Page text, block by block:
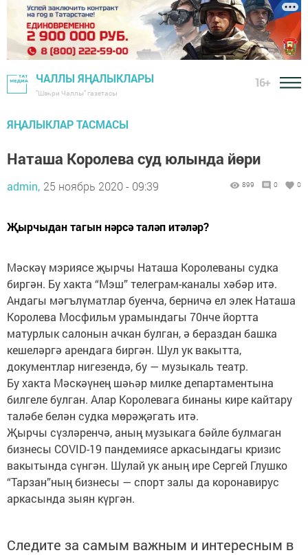
ЧАЛЛЫ ЯҢАЛЫКЛАРЫ
"Шәһри Чаллы" газетасы
16+
ЯҢАЛЫКЛАР ТАСМАСЫ
Наташа Королева суд юлында йөри
admin, 25 ноябрь 2020 - 09:39 899 0 0
Җырчыдан тагын нәрсә таләп итәләр?
Мәскәү мэриясе җырчы Наташа Королеваны судка
биргән. Бу хакта “Мэш” телеграм-каналы хәбәр итә.
Андагы мәгълүматлар буенча, берничә ел элек Наташа
Королева Мосфильм урамындагы 70нче йортта
матурлык салонын ачкан булган, ә бераздан башка
кешеләргә арендага биргән. Шул ук вакытта,
документлар нигезендә, бу — музыкаль театр.
Бу хакта Мәскәүнең шәһәр милке департаментына
билгеле булган. Алар Королевага бинаны кире кайтару
таләбе белән судка мөрәҗәгать итә.
Җырчы сүзләренчә, аның музыкага бәйле булмаган
бизнесы COVID-19 пандемиясе аркасындагы кризис
вакытында сүнгән. Шулай ук аның ире Сергей Глушко
“Тарзан”ның бизнесы — спорт залы да коронавирус
аркасында зыян күргән.
Следите за самым важным и интересным в